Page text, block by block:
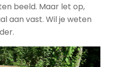
beeld. Maar let op,
aan vast. Wil je weten